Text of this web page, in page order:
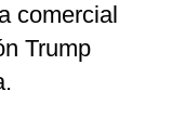
comercial
Trump